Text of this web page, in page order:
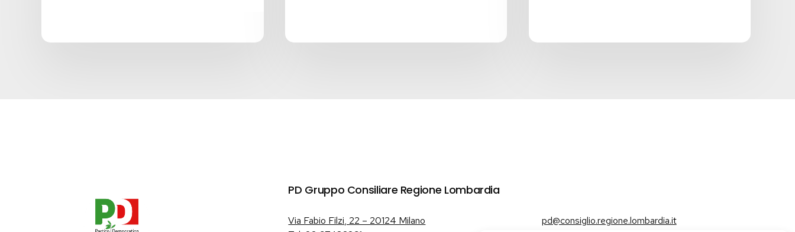
PD Gruppo Consiliare Regione Lombardia
Via Fabio Filzi, 22 – 20124 Milano
pd@consiglio.regione.lombardia.it